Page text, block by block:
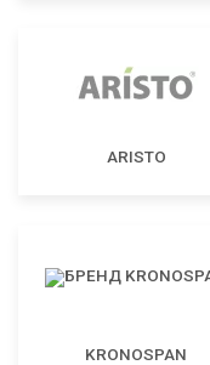
ARISTO
KRONOSPAN